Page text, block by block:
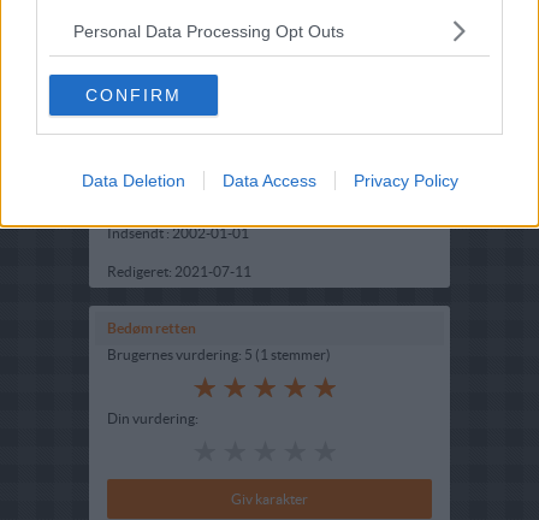
Personal Data Processing Opt Outs
CONFIRM
Data Deletion Data Access Privacy Policy
Hovedingrediens : Lammebov stykker
Indsendt :2002-01-01
Redigeret: 2021-07-11
Bedøm retten
Brugernes vurdering: 5 (1 stemmer)
Din vurdering: